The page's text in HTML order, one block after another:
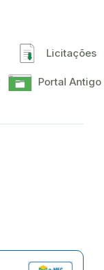
Licitações
Portal Antigo